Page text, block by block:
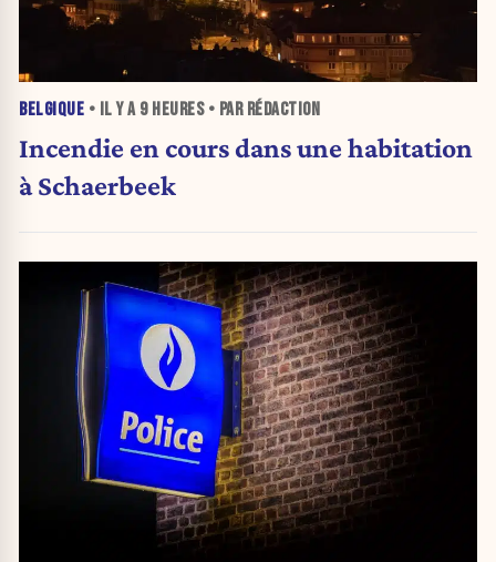
BELGIQUE • IL Y A 9 HEURES• PAR RÉDACTION
Incendie en cours dans une habitation
à Schaerbeek